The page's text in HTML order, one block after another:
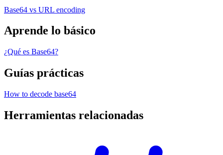
Base64 vs URL encoding
Aprende lo básico
¿Qué es Base64?
Guías prácticas
How to decode base64
Herramientas relacionadas